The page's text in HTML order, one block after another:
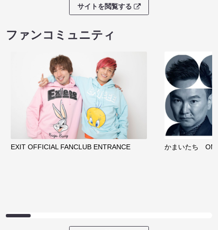
サイトを閲覧する
ファンコミュニティ
EXIT OFFICIAL FANCLUB ENTRANCE かまいたち